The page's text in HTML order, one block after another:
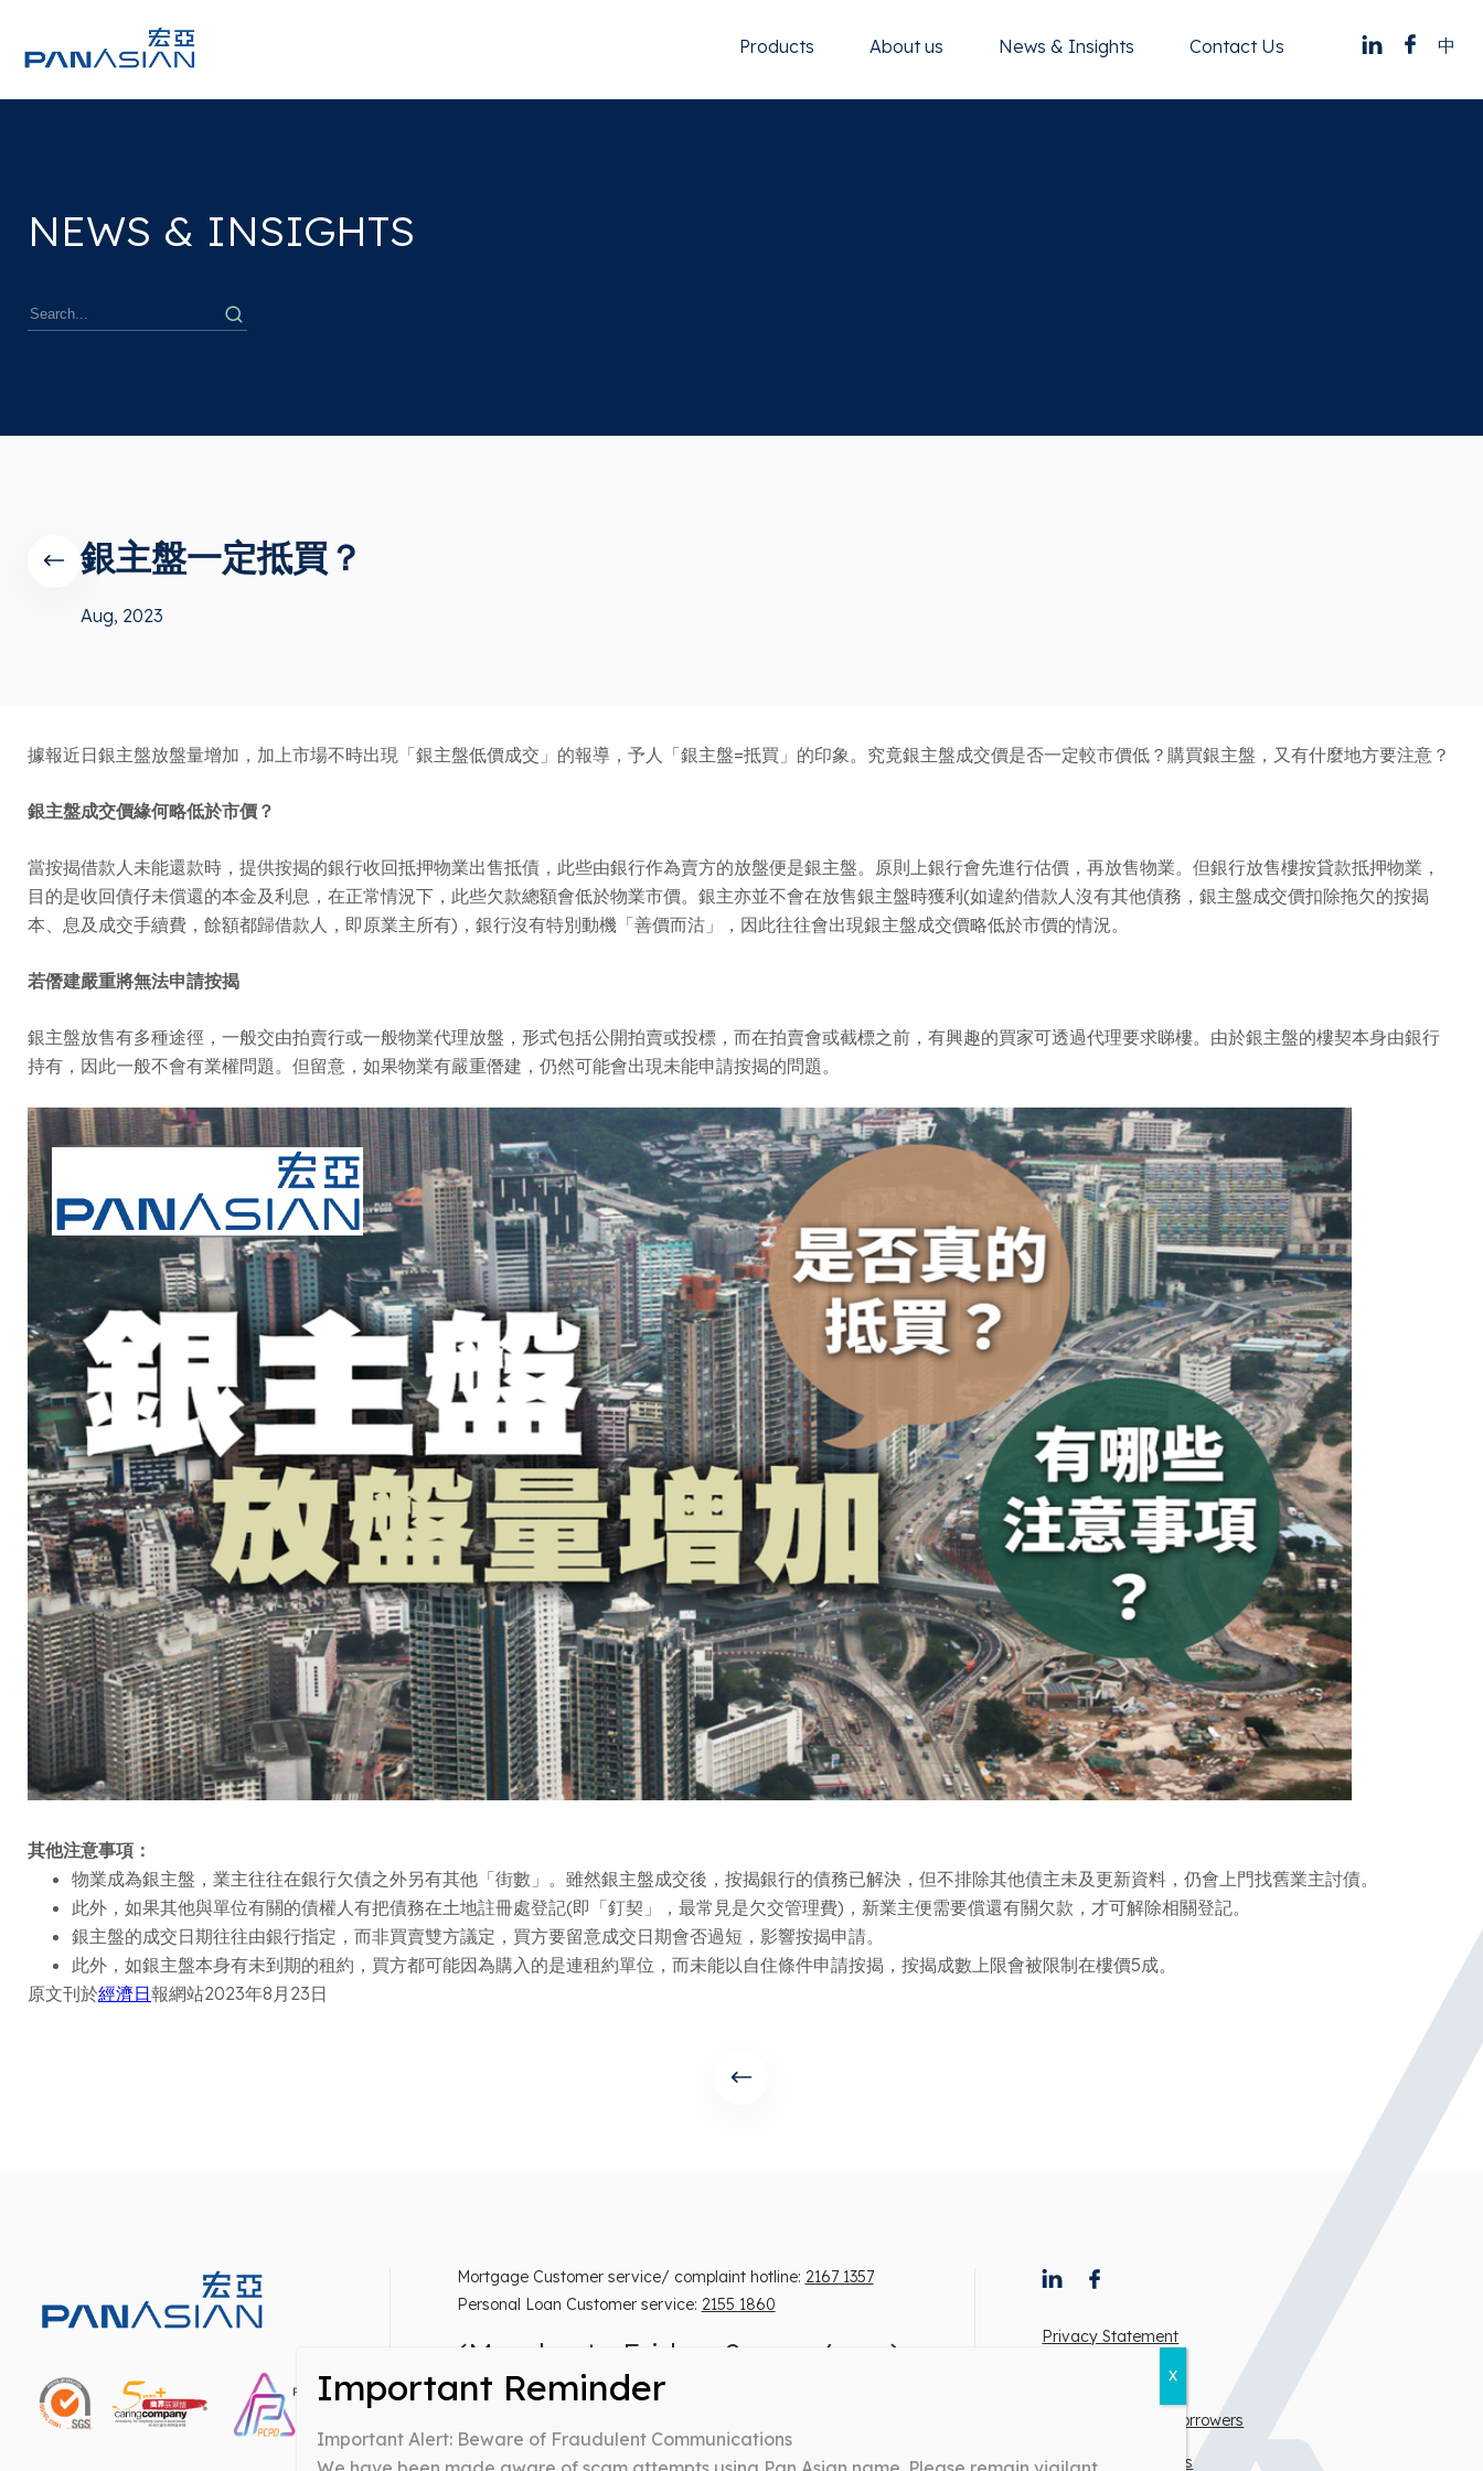
Products About us News & Insights Contact Us 中
NEWS & INSIGHTS
銀主盤一定抵買？
Aug, 2023
據報近日銀主盤放盤量增加，加上市場不時出現「銀主盤低價成交」的報導，予人「銀主盤=抵買」的印象。究竟銀主盤成交價是否一定較市價低？購買銀主盤，又有什麼地方要注意？
銀主盤成交價緣何略低於市價？
當按揭借款人未能還款時，提供按揭的銀行收回抵押物業出售抵債，此些由銀行作為賣方的放盤便是銀主盤。原則上銀行會先進行估價，再放售物業。但銀行放售樓按貸款抵押物業，
目的是收回債仔未償還的本金及利息，在正常情況下，此些欠款總額會低於物業市價。銀主亦並不會在放售銀主盤時獲利(如違約借款人沒有其他債務，銀主盤成交價扣除拖欠的按揭
本、息及成交手續費，餘額都歸借款人，即原業主所有)，銀行沒有特別動機「善價而沽」，因此往往會出現銀主盤成交價略低於市價的情況。
若僭建嚴重將無法申請按揭
銀主盤放售有多種途徑，一般交由拍賣行或一般物業代理放盤，形式包括公開拍賣或投標，而在拍賣會或截標之前，有興趣的買家可透過代理要求睇樓。由於銀主盤的樓契本身由銀行
持有，因此一般不會有業權問題。但留意，如果物業有嚴重僭建，仍然可能會出現未能申請按揭的問題。
其他注意事項：
物業成為銀主盤，業主往往在銀行欠債之外另有其他「街數」。雖然銀主盤成交後，按揭銀行的債務已解決，但不排除其他債主未及更新資料，仍會上門找舊業主討債。
此外，如果其他與單位有關的債權人有把債務在土地註冊處登記(即「釘契」，最常見是欠交管理費)，新業主便需要償還有關欠款，才可解除相關登記。
銀主盤的成交日期往往由銀行指定，而非買賣雙方議定，買方要留意成交日期會否過短，影響按揭申請。
此外，如銀主盤本身有未到期的租約，買方都可能因為購入的是連租約單位，而未能以自住條件申請按揭，按揭成數上限會被限制在樓價5成。
原文刊於經濟日報網站2023年8月23日
Mortgage Customer service/ complaint hotline: 2167 1357
Personal Loan Customer service: 2155 1860
(Monday to Friday, 9 am – 6 pm)
intermediaries.
Money lender’s license no: 0371/2026
Privacy Statement
Note to intending borrowers
Career Opportunities
Important Alert: Beware of Fraudulent Communications